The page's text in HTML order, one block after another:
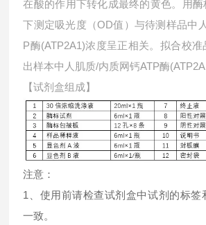
在酸的作用下转化成最终的黄色。用
下测定吸光度（OD值）与待测样品中
P酶(ATP2A1)浓度呈正相关。拟合校
出样本中 人肌质/内质网钙ATP酶
【试剂盒组成】
注意：
1、使用前请检查试剂盒中试剂的标签
一致。